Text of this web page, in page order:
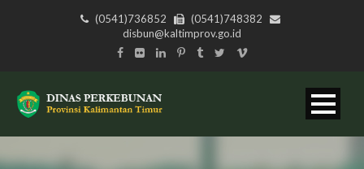
(0541)736852
(0541)748382
disbun@kaltimprov.go.id